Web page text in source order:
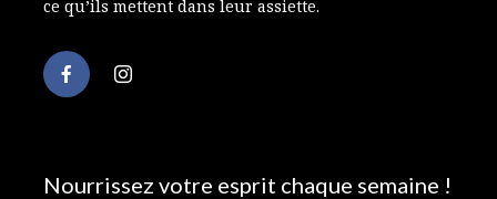
ce qu’ils mettent dans leur assiette.
Nourrissez votre esprit chaque semaine !